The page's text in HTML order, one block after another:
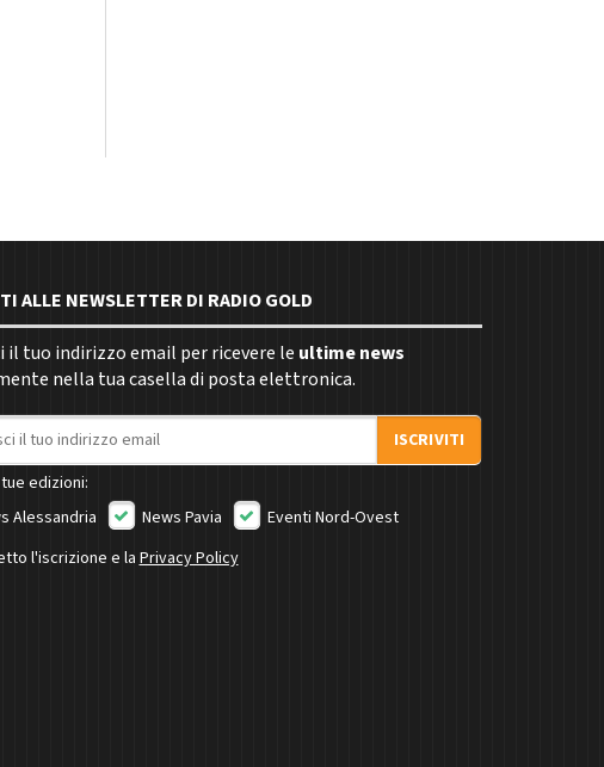
ALLE NEWSLETTER DI RADIO GOLD
il tuo indirizzo email per ricevere le ultime news
nella tua casella di posta elettronica.
email
ISCRIVITI
edizioni:
Alessandria
News Pavia
Eventi Nord-Ovest
l'iscrizione e laPrivacy Policy